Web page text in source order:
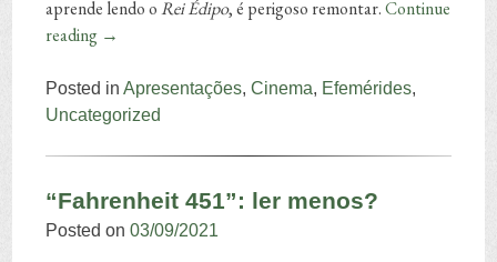
aprende lendo oRei Édipo, é perigoso remontar.Continue
reading →
Posted inApresentações,Cinema, Efemérides,
Uncategorized
“Fahrenheit 451”: ler menos?
Posted on03/09/2021